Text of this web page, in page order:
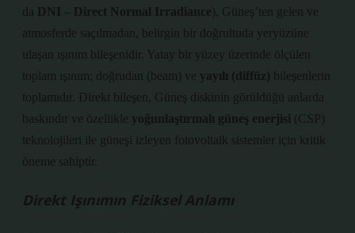
da DNI – Direct Normal Irradiance ), Güneş’ten gelen ve
atmosferde saçılmadan, belirgin bir doğrultuda yeryüzüne
ulaşan
ışınım bileşenidir. Yatay bir yüzey üzerinde ölçülen
toplam ışınım; doğrudan (beam) ve yayılı (diffüz) bileşenlerin
toplamıdır. Direkt bileşen, Güneş diskinin görüldüğü anlarda
baskındır ve özellikle yoğunlaştırmalı güneş enerjisi (CSP)
teknolojileri ile güneşi izleyen fotovoltaik sistemler için kritik
öneme sahiptir.
Direkt Işınımın Fiziksel Anlamı